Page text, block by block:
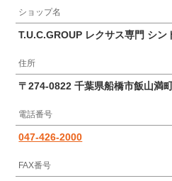
ショップ名
T.U.C.GROUP レクサス専門 シン
住所
〒274-0822 千葉県船橋市飯山満
電話番号
047-426-2000
FAX番号